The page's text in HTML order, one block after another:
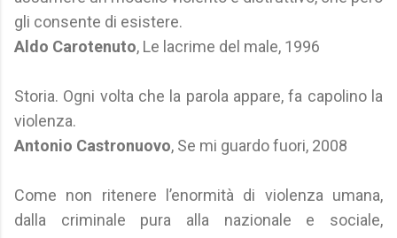
gli consente di esistere.
Aldo Carotenuto, Le lacrime del male, 1996
Storia. Ogni volta che la parola appare, fa capolino la
violenza.
Antonio Castronuovo, Se mi guardo fuori, 2008
Come non ritenere l’enormità di violenza umana,
dalla criminale pura alla nazionale e sociale,